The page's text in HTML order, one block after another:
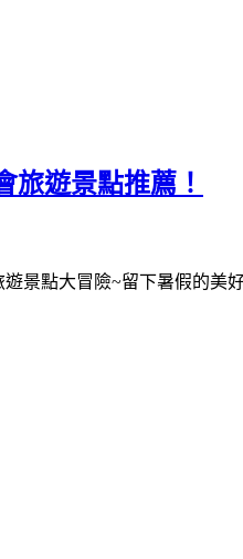
旅遊景點推薦！
景點大冒險~留下暑假的美